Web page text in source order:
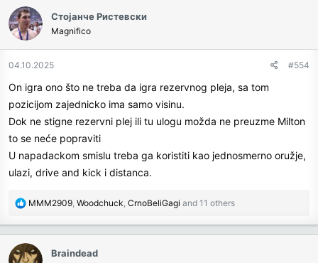
c
t
i
o
n
:
Стојанче Ристевски
Magnifico
04.10.2025 #554
On igra ono što ne treba da igra rezervnog pleja, sa tom
pozicijom zajednicko ima samo visinu.
Dok ne stigne rezervni plej ili tu ulogu možda ne preuzme Milton
to se neće popraviti
U napadackom smislu treba ga koristiti kao jednosmerno oružje,
ulazi, drive and kick i distanca.
R
c
t
MMM2909, Woodchuck, CrnoBeliGagi and 11 others
Braindead